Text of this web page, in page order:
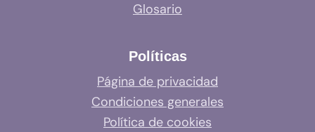
Glosario
Políticas
Página de privacidad
Condiciones generales
Política de cookies